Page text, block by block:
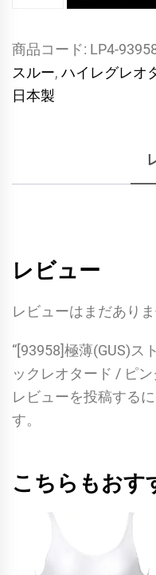
(GUS)
ス
ト
ー
ハ
イ
グ
T
バ
ッ
オ
商品コード: LP4-
スルー, ハイレグレオ
日本製
レビュー
レビューはまだありま
“[93958]極薄(GUS)ス
ックレオタード / ピ
レビューを投稿する
す。
こちらもおす